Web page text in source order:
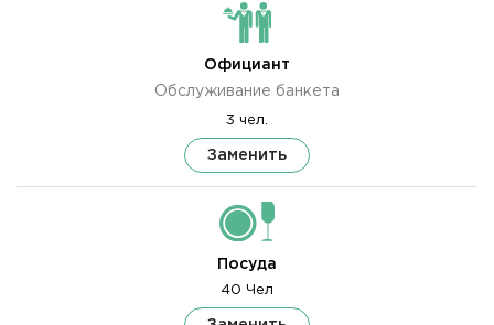
Официант
Обслуживание банкета
3 чел.
Заменить
Посуда
40 Чел